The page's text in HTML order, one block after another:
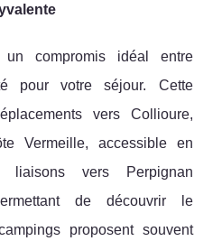
compromis idéal entre
pour votre séjour. Cette
vers Collioure,
Vermeille, accessible en
liaisons vers Perpignan
de découvrir le
proposent souvent